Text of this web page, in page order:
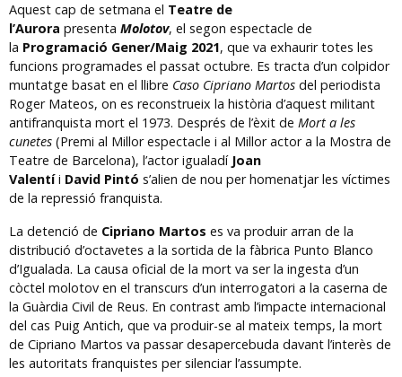
Aquest cap de setmana el Teatre de
l’Aurora presenta Molotov, el segon espectacle de
la Programació Gener/Maig 2021, que va exhaurir totes les
funcions programades el passat octubre. Es tracta d’un colpidor
muntatge basat en el llibre Caso Cipriano Martos del periodista
Roger Mateos, on es reconstrueix la història d’aquest militant
antifranquista mort el 1973. Després de l’èxit de Mort a les
cunetes (Premi al Millor espectacle i al Millor actor a la Mostra de
Teatre de Barcelona), l’actor igualadíJoan
Valentíi David Pintó s’alien de nou per homenatjar les víctimes
de la repressió franquista.
La detenció de Cipriano Martos es va produir arran de la
distribució d’octavetes a la sortida de la fàbrica Punto Blanco
d’Igualada. La causa oficial de la mort va ser la ingesta d’un
còctel molotov en el transcurs d’un interrogatori a la caserna de
la Guàrdia Civil de Reus. En contrast amb l’impacte internacional
del cas Puig Antich, que va produir-se al mateix temps, la mort
de Cipriano Martos va passar desapercebuda davant l’interès de
les autoritats franquistes per silenciar l’assumpte.